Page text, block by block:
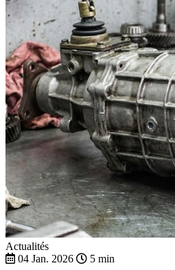
Actualités
04 Jan. 2026
5 min